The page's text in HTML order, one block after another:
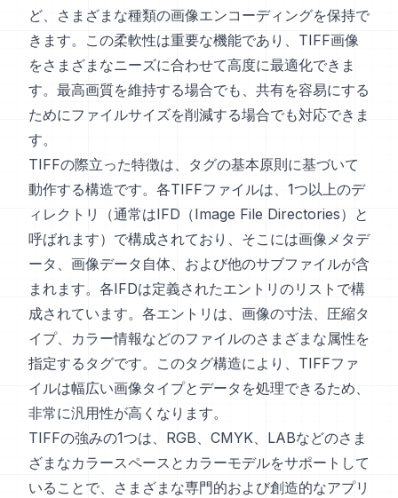
ど、さまざまな種類の画像エンコーディングを保持で
きます。この柔軟性は重要な機能であり、TIFF画像
をさまざまなニーズに合わせて高度に最適化できま
す。最高画質を維持する場合でも、共有を容易にする
ためにファイルサイズを削減する場合でも対応できま
す。
TIFFの際立った特徴は、タグの基本原則に基づいて
動作する構造です。各TIFFファイルは、1つ以上のデ
ィレクトリ（通常はIFD（Image File Directories）と
呼ばれます）で構成されており、そこには画像メタデ
ータ、画像データ自体、および他のサブファイルが含
まれます。各IFDは定義されたエントリのリストで構
成されています。各エントリは、画像の寸法、圧縮タ
イプ、カラー情報などのファイルのさまざまな属性を
指定するタグです。このタグ構造により、TIFFファ
イルは幅広い画像タイプとデータを処理できるため、
非常に汎用性が高くなります。
TIFFの強みの1つは、RGB、CMYK、LABなどのさま
ざまなカラースペースとカラーモデルをサポートして
いることで、さまざまな専門的および創造的なアプリ